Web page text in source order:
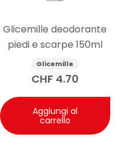
Glicemille deodorante
piedi e scarpe 150ml
Glicemille
CHF 4.70
Aggiungi al
carrello